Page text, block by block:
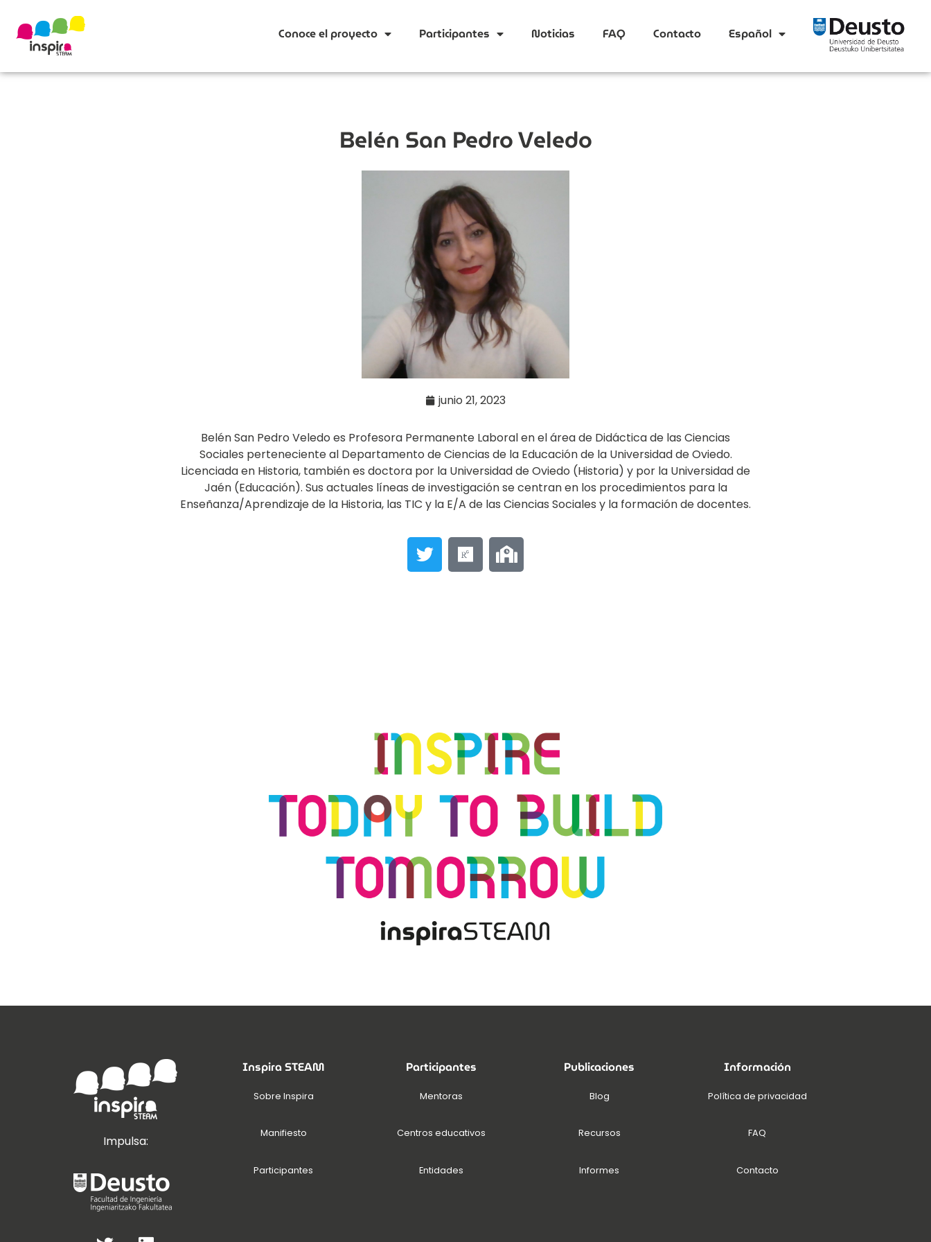
Conoce el proyecto Participantes Noticias FAQ Contacto Español
Belén San Pedro Veledo
junio 21, 2023
Belén San Pedro Veledo es Profesora Permanente Laboral en el área de Didáctica de las Ciencias
Sociales perteneciente al Departamento de Ciencias de la Educación de la Universidad de Oviedo.
Licenciada en Historia, también es doctora por la Universidad de Oviedo (Historia) y por la Universidad de
Jaén (Educación). Sus actuales líneas de investigación se centran en los procedimientos para la
Enseñanza/Aprendizaje de la Historia, las TIC y la E/A de las Ciencias Sociales y la formación de docentes.
Impulsa:
Inspira STEAM
Sobre Inspira
Manifiesto
Participantes
Participantes
Mentoras
Centros educativos
Entidades
Publicaciones
Blog
Recursos
Informes
Información
Política de privacidad
FAQ
Contacto